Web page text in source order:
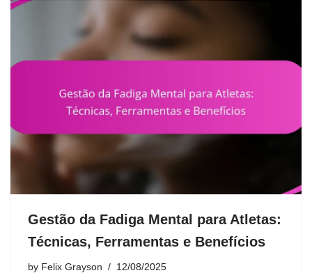
Gestão da Fadiga Mental para Atletas:
Técnicas, Ferramentas e Benefícios
by Felix Grayson 12/08/2025